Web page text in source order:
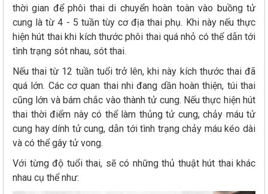
thời gian để phôi thai di chuyển hoàn toàn vào buồng tử
cung là từ 4 - 5 tuần tùy cơ địa thai phụ. Khi này nếu thực
hiện hút thai khi kích thước phôi thai quá nhỏ có thể dẫn tới
tình trạng sót nhau, sót thai.
Nếu thai từ 12 tuần tuổi trở lên, khi này kích thước thai đã
quá lớn. Các cơ quan thai nhi đang dần hoàn thiện, túi thai
cũng lớn và bám chắc vào thành tử cung. Nếu thực hiện hút
thai thời điểm này có thể làm thủng tử cung, chảy máu tử
cung hay dính tử cung, dẫn tới tình trạng chảy máu kéo dài
và có thể gây tử vong.
Với từng độ tuổi thai, sẽ có những thủ thuật hút thai khác
nhau cụ thể như: